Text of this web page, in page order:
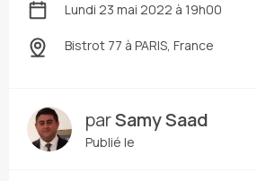
Lundi 23 mai 2022 à 19h00
Bistrot 77 à PARIS, France
parSamy Saad
Publié le